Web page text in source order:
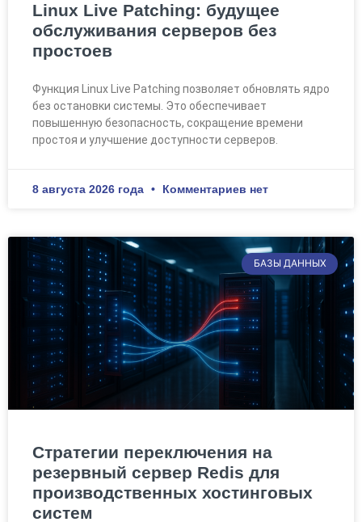
Linux Live Patching: будущее
обслуживания серверов без
простоев
Функция Linux Live Patching позволяет обновлять ядро
без остановки системы. Это обеспечивает
повышенную безопасность, сокращение времени
простоя и улучшение доступности серверов.
8 августа 2026 года Комментариев нет
БАЗЫ ДАННЫХ
Стратегии переключения на
резервный сервер Redis для
производственных хостинговых
систем